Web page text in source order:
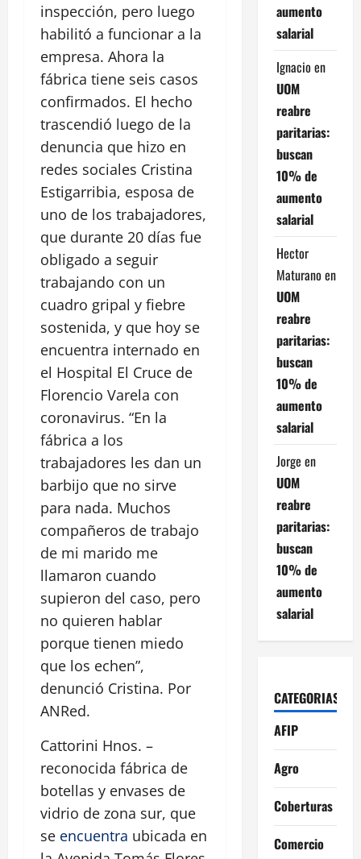
inspección, pero luego
habilitó a funcionar a la
empresa. Ahora la
fábrica tiene seis casos
confirmados. El hecho
trascendió luego de la
denuncia que hizo en
redes sociales Cristina
Estigarribia, esposa de
uno de los trabajadores,
que durante 20 días fue
obligado a seguir
trabajando con un
cuadro gripal y fiebre
sostenida, y que hoy se
encuentra internado en
el Hospital El Cruce de
Florencio Varela con
coronavirus. “En la
fábrica a los
trabajadores les dan un
barbijo que no sirve
para nada. Muchos
compañeros de trabajo
de mi marido me
llamaron cuando
supieron del caso, pero
no quieren hablar
porque tienen miedo
que los echen”,
denunció Cristina. Por
ANRed.
Cattorini Hnos. –
reconocida fábrica de
botellas y envases de
vidrio de zona sur, que
se encuentra ubicada en
aumento
salarial
Ignacio en
UOM
reabre
paritarias:
buscan
10% de
aumento
salarial
Hector
Maturano en
UOM
reabre
paritarias:
buscan
10% de
aumento
salarial
Jorge en
UOM
reabre
paritarias:
buscan
10% de
aumento
salarial
CATEGORIAS
AFIP
Agro
Coberturas
Comercio